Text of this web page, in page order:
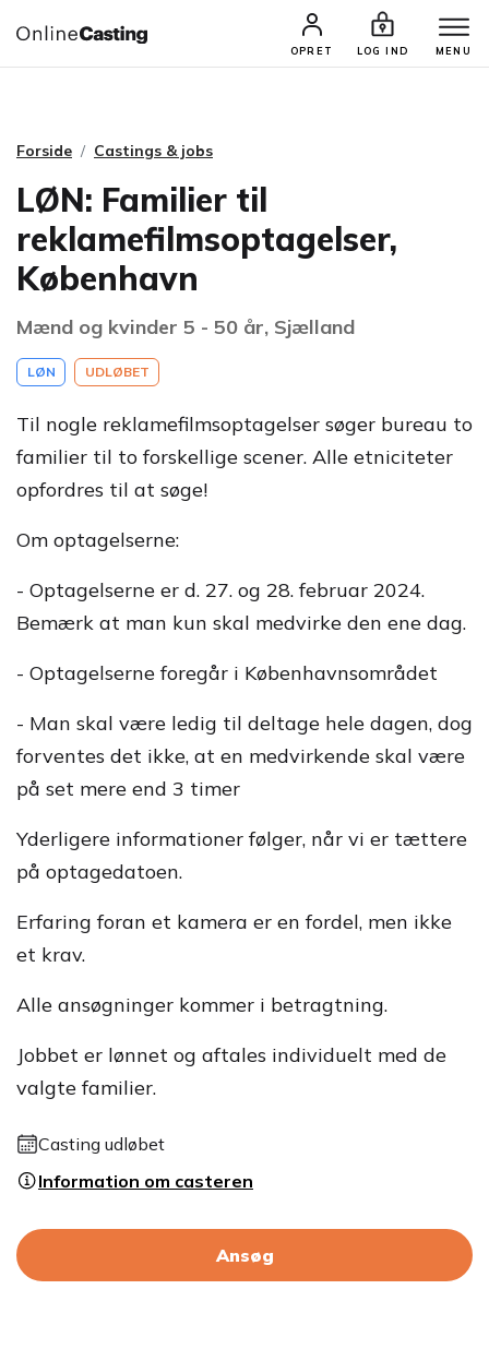
OPRET LOG IND MENU
CASTINGS & JOBS SØG PROFIL
Forside Castings & jobs
LØN: Familier til
reklamefilmsoptagelser,
København
Mænd og kvinder 5 - 50 år, Sjælland
LØN UDLØBET
Til nogle reklamefilmsoptagelser søger bureau to
familier til to forskellige scener. Alle etniciteter
opfordres til at søge!
Om optagelserne:
- Optagelserne er d. 27. og 28. februar 2024.
Bemærk at man kun skal medvirke den ene dag.
- Optagelserne foregår i Københavnsområdet
- Man skal være ledig til deltage hele dagen, dog
forventes det ikke, at en medvirkende skal være
på set mere end 3 timer
Yderligere informationer følger, når vi er tættere
på optagedatoen.
Erfaring foran et kamera er en fordel, men ikke
et krav.
Alle ansøgninger kommer i betragtning.
Jobbet er lønnet og aftales individuelt med de
valgte familier.
Casting udløbet
Information om casteren
Ansøg